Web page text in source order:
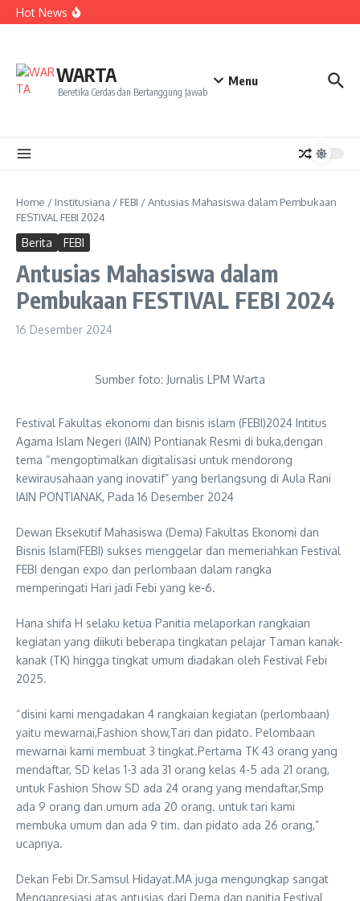
Lewati ke konten
Hot News
ke NCC 4 Bali
Sukseskan Kerja Bakti di Anjungan Melancar
WARTA
Beretika Cerdas dan Bertanggung Jawab
Menu
Home / Institusiana / FEBI /Antusias Mahasiswa dalam Pembukaan
FESTIVAL FEBI 2024
Berita FEBI
Antusias Mahasiswa dalam
Pembukaan FESTIVAL FEBI 2024
16 Desember 2024
Sumber foto: Jurnalis LPM Warta
Festival Fakultas ekonomi dan bisnis islam (FEBI)2024 Intitus
Agama Islam Negeri (IAIN) Pontianak Resmi di buka,dengan
tema “mengoptimalkan digitalisasi untuk mendorong
kewirausahaan yang inovatif” yang berlangsung di Aula Rani
IAIN PONTIANAK, Pada 16 Desember 2024
Dewan Eksekutif Mahasiswa (Dema) Fakultas Ekonomi dan
Bisnis Islam(FEBI) sukses menggelar dan memeriahkan Festival
FEBI dengan expo dan perlombaan dalam rangka
memperingati Hari jadi Febi yang ke-6.
Hana shifa H selaku ketua Panitia melaporkan rangkaian
kegiatan yang diikuti beberapa tingkatan pelajar Taman kanak-
kanak (TK) hingga tingkat umum diadakan oleh Festival Febi
2025.
“disini kami mengadakan 4 rangkaian kegiatan (perlombaan)
yaitu mewarnai,Fashion show,Tari dan pidato. Pelombaan
mewarnai kami membuat 3 tingkat.Pertama TK 43 orang yang
mendaftar, SD kelas 1-3 ada 31 orang kelas 4-5 ada 21 orang,
untuk Fashion Show SD ada 24 orang yang mendaftar,Smp
ada 9 orang dan umum ada 20 orang. untuk tari kami
membuka umum dan ada 9 tim. dan pidato ada 26 orang,”
ucapnya.
Dekan Febi Dr.Samsul Hidayat.MA juga mengungkap sangat
Mengapresiasi atas antusias dari Dema dan panitia Festival